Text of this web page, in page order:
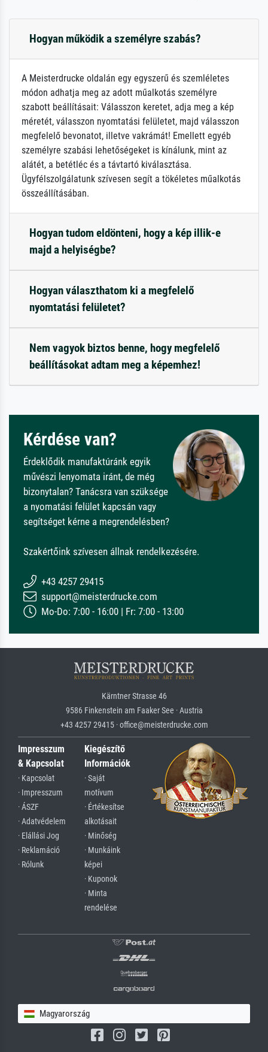
Hogyan működik a személyre szabás?
A Meisterdrucke oldalán egy egyszerű és szemléletes
módon adhatja meg az adott műalkotás személyre
szabott beállításait: Válasszon keretet, adja meg a kép
méretét, válasszon nyomtatási felületet, majd válasszon
megfelelő bevonatot, illetve vakrámát! Emellett egyéb
személyre szabási lehetőségeket is kínálunk, mint az
alátét, a betétléc és a távtartó kiválasztása.
Ügyfélszolgálatunk szívesen segít a tökéletes műalkotás
összeállításában.
Hogyan tudom eldönteni, hogy a kép illik-e
majd a helyiségbe?
Hogyan választhatom ki a megfelelő
nyomtatási felületet?
Nem vagyok biztos benne, hogy megfelelő
beállításokat adtam meg a képemhez!
Kérdése van?
Érdeklődik manufaktúránk egyik
művészi lenyomata iránt, de még
bizonytalan? Tanácsra van szüksége
a nyomatási felület kapcsán vagy
segítséget kérne a megrendelésben?
Szakértőink szívesen állnak rendelkezésére.
+43 4257 29415
support@meisterdrucke.com
Mo-Do: 7:00 - 16:00 | Fr: 7:00 - 13:00
Kärntner Strasse 46
9586 Finkenstein am Faaker See · Austria
+43 4257 29415 · office@meisterdrucke.com
Impresszum
& Kapcsolat
· Kapcsolat
· Impresszum
· ÁSZF
· Adatvédelem
· Elállási Jog
· Reklamáció
· Rólunk
Kiegészítő
Információk
· Saját
motívum
· Értékesítse
alkotásait
· Minőség
· Munkáink
képei
· Kuponok
· Minta
rendelése
Magyarország